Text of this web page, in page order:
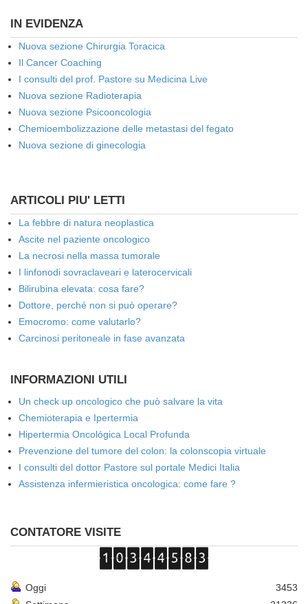
IN EVIDENZA
Nuova sezione Chirurgia Toracica
Il Cancer Coaching
I consulti del prof. Pastore su Medicina Live
Nuova sezione Radioterapia
Nuova sezione Psicooncologia
Chemioembolizzazione delle metastasi del fegato
Nuova sezione di ginecologia
ARTICOLI PIU' LETTI
La febbre di natura neoplastica
Ascite nel paziente oncologico
La necrosi nella massa tumorale
I linfonodi sovraclaveari e laterocervicali
Bilirubina elevata: cosa fare?
Dottore, perché non si può operare?
Emocromo: come valutarlo?
Carcinosi peritoneale in fase avanzata
INFORMAZIONI UTILI
Un check up oncologico che può salvare la vita
Chemioterapia e Ipertermia
Hipertermia Oncológica Local Profunda
Prevenzione del tumore del colon: la colonscopia virtuale
I consulti del dottor Pastore sul portale Medici Italia
Assistenza infermieristica oncologica: come fare ?
CONTATORE VISITE
Oggi
3453